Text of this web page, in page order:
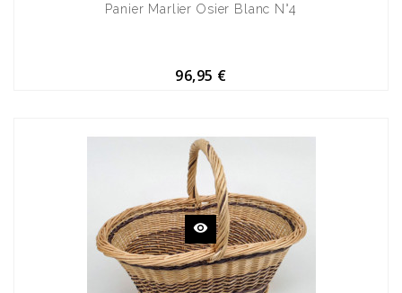
Panier Marlier Osier Blanc N°4
96,95 €